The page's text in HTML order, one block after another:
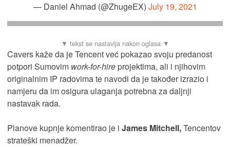
— Daniel Ahmad (@ZhugeEX) July 19, 2021
Cavers kaže da je Tencent već pokazao svoju predanost
potpori Sumovim work-for-hire projektima, ali i njihovim
originalnim IP radovima te navodi da je također izrazio i
namjeru da im osigura ulaganja potrebna za daljnji
nastavak rada.
Planove kupnje komentirao je i James Mitchell,Tencentov
strateški menadžer.